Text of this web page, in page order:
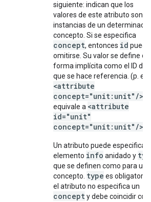
siguiente: indican que los
valores de este atributo son
instancias de un determinado
concepto. Si se especifica
concept, entonces id puede
omitirse. Su valor se define de
forma implícita como el ID del
que se hace referencia. (p. ej.,
<attribute
concept="unit:unit"/>
equivale a <attribute
id="unit"
concept="unit:unit"/>
Un atributo puede especificar
elemento info anidado y
que se definen como para un
concepto. type es obligatorio
el atributo no especifica un
concepty debe coincidir con